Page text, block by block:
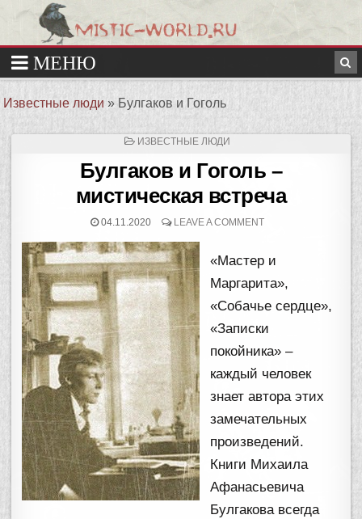
Известные люди » Булгаков и Гоголь
ОПУБЛИКОВАНО
ИЗВЕСТНЫЕ ЛЮДИ
Булгаков и Гоголь –
мистическая встреча
04.11.2020 LEAVE A COMMENT
«Мастер и
Маргарита»,
«Собачье сердце»,
«Записки
покойника» –
каждый человек
знает автора этих
замечательных
произведений.
Книги Михаила
Афанасьевича
Булгакова всегда